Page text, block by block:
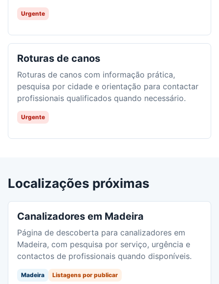
Urgente
Roturas de canos
Roturas de canos com informação prática,
pesquisa por cidade e orientação para contactar
profissionais qualificados quando necessário.
Urgente
Localizações próximas
Canalizadores em Madeira
Página de descoberta para canalizadores em
Madeira, com pesquisa por serviço, urgência e
contactos de profissionais quando disponíveis.
Madeira Listagens por publicar